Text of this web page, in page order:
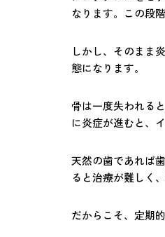
なります。この段
しかし、そのまま
態になります。
骨は一度失われる
に炎症が進むと、
天然の歯であれば
ると治療が難しく
だからこそ、定期